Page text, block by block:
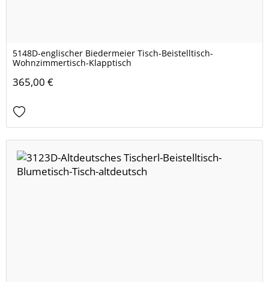
5148D-englischer Biedermeier Tisch-Beistelltisch-
Wohnzimmertisch-Klapptisch
365,00 €